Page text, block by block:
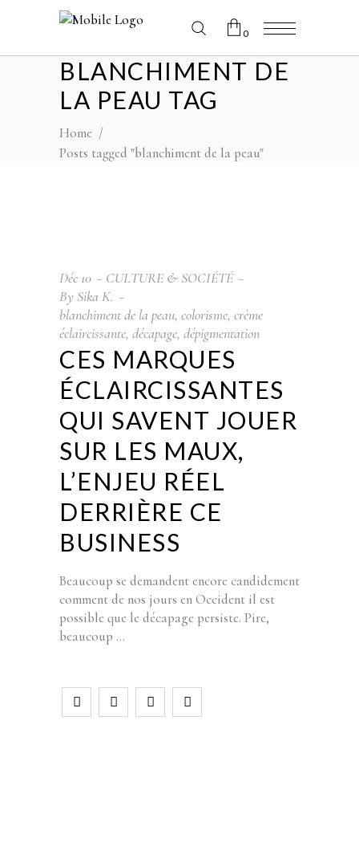
0
No products in the cart.
BLANCHIMENT DE
LA PEAU TAG
Home /
Posts tagged "blanchiment de la peau"
Déc 10
CULTURE & SOCIÉTÉ
By Sika K.
blanchiment de la peau, colorisme, crème
éclaircissante, décapage, dépigmentation
CES MARQUES
ÉCLAIRCISSANTES
QUI SAVENT JOUER
SUR LES MAUX,
L’ENJEU RÉEL
DERRIÈRE CE
BUSINESS
Beaucoup se demandent encore candidement
comment de nos jours en Occident il est
possible que le décapage persiste. Pire,
beaucoup